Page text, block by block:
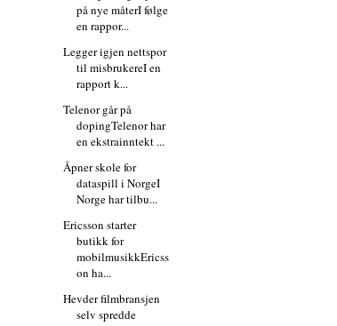
på nye måterI følge
en rappor...
Legger igjen nettspor
til misbrukereI en
rapport k...
Telenor går på
dopingTelenor har
en ekstrainntekt ...
Åpner skole for
dataspill i NorgeI
Norge har tilbu...
Ericsson starter
butikk for
mobilmusikkEricss
on ha...
Hevder filmbransjen
selv spredde